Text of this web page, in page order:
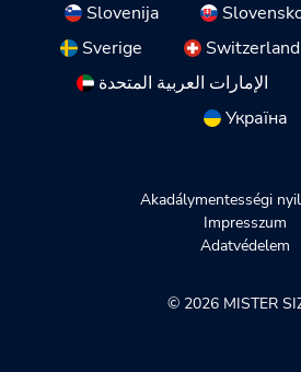
Slovenija
Sverige
Switzerland
الإمارات العربية المتحدة
Україна
Akadálymentességi
Impresszum
Adatvédelem
© 2026 MISTER